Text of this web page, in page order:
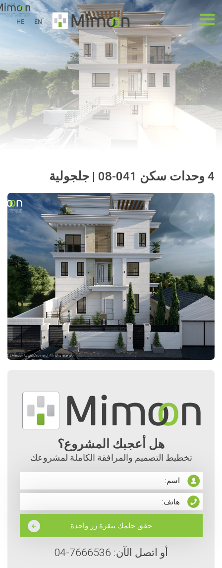
EN
HE
4 وحدات سكن 041-08 | جلجولية
هل أعجبك المشروع؟
تخطيط التصميم والمرافقة الكاملة لمشروعك
أو اتصل الآن: 7666536-04